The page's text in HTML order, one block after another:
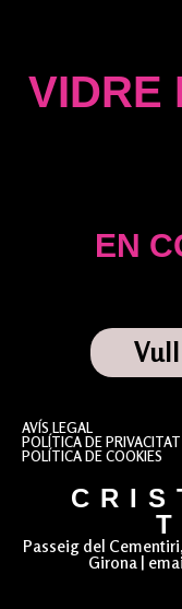
VIDRE
EN
AVÍS LEGAL
POLÍTICA DE PRIVACITAT
POLÍTICA DE COOKIES
Passeig del
Girona |